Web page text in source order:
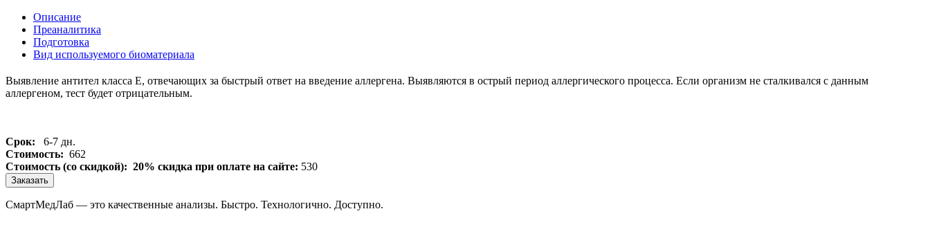
Описание
Преаналитика
Подготовка
Вид используемого биоматериала
Выявление антител класса Е, отвечающих за быстрый ответ на введение аллергена. Выявляются в острый период аллергического процесса. Если организм не сталкивался с данным
аллергеном, тест будет отрицательным.
Срок:
6-7 дн.
Стоимость: 662
Стоимость (со скидкой): 20% скидка при оплате на сайте: 530
Заказать
СмартМедЛаб — это качественные анализы. Быстро. Технологично. Доступно.